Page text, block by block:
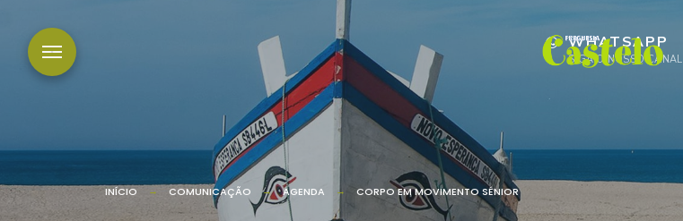
WHATSAPP
SIGA O NOSSO CANAL
INÍCIO COMUNICAÇÃO AGENDA CORPO EM MOVIMENTO SÉNIOR